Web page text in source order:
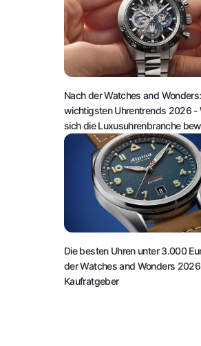
Nach der Watches and
wichtigsten Uhrentrends 2026 -
sich die Luxusuhrenbranche
Die besten Uhren unter 3.000
der Watches and Wonders
Kaufratgeber